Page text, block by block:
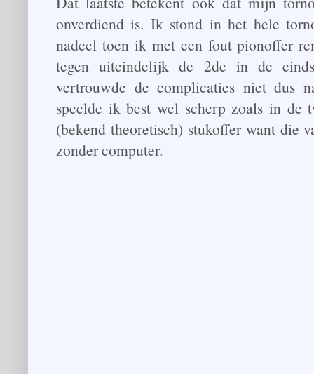
onverdiend is. Ik stond in het hele
nadeel toen ik met een fout pionoffer
tegen uiteindelijk de 2de in de
vertrouwde de complicaties niet dus
speelde ik best wel scherp zoals in de
(bekend theoretisch) stukoffer want die
zonder computer.